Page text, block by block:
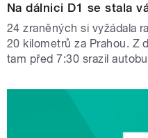
Na dálnici D1 se stala
24 zraněných si vyžádala
20 kilometrů za Prahou. Z
tam před 7:30 srazil